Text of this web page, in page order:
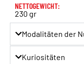
NETTOGEWICHT:
230 gr
Modalitäten der
Kuriositäten